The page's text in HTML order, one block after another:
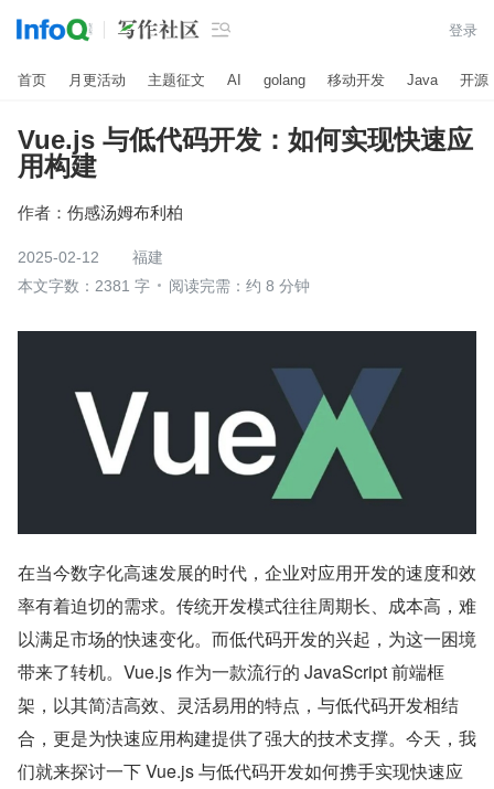
 登录
首页 月更活动 主题征文 AI golang 移动开发 Java 开源
Vue.js 与低代码开发：如何实现快速应
用构建
作者： 伤感汤姆布利柏
2025-02-12
福建
本文字数：2381 字
阅读完需：约 8 分钟
在当今数字化高速发展的时代，企业对应用开发的速度和效
率有着迫切的需求。传统开发模式往往周期长、成本高，难
以满足市场的快速变化。而低代码开发的兴起，为这一困境
带来了转机。Vue.js 作为一款流行的 JavaScript 前端框
架，以其简洁高效、灵活易用的特点，与低代码开发相结
合，更是为快速应用构建提供了强大的技术支撑。今天，我
们就来探讨一下 Vue.js 与低代码开发如何携手实现快速应